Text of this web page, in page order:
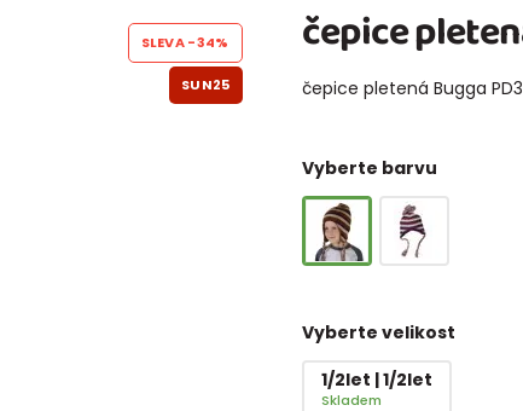
čepice
čepice pletená Bugga
Vyberte barvu
Vyberte velikost
1/2let | 1/2let
Skladem
SLEVA-34%
SUN25